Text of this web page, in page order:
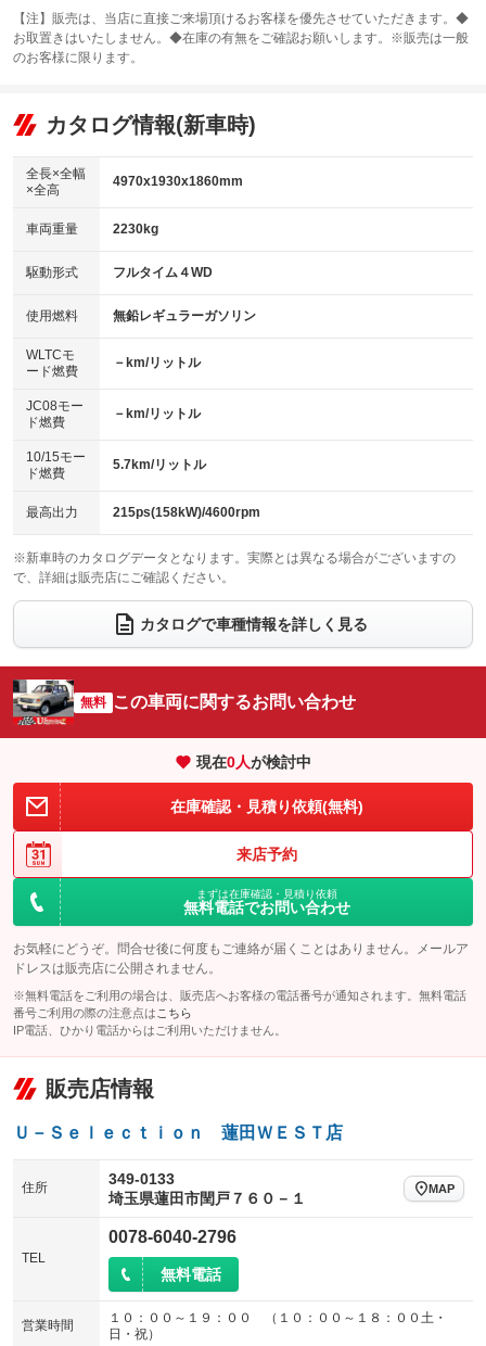
：装備なし
サンルーフ
：装備あり ABS
リフトアップ
：装備なし
：装備なし
パワーウィンドウ
アイドリングストップ
：装備なし
USB入力端子
：装備なし
100V電源
：装備なし
センターデフロック
：装備あり
電動格納ミラー
：装備なし
カーナビ：メモリーナビ他
：装備あり
TV：フルセグ
：装備あり
ビジュアル
：装備なし
：装備あり
革シート
キーレス
HID(キセノンライト)
：装備なし
バックカメラ
：装備あり
エアロ
：装備なし
：装備なし
パワーシート
ベンチシート
：装備なし
チップアップシート
：装備なし
：装備なし ：装備なし
ウォークスルー
：装備なし
電動リアゲート フロントカメラ
：装備なし
：装備なし ：装備なし
サイドカメラ
：装備なし ルーフレール
：装備なし
：装備なし
：装備なし
【注】販売は、当店に直接ご来場頂けるお客様を優先させていただきます。◆
お取置きはいたしません。◆在庫の有無をご確認お願いします。※販売は一般
のお客様に限ります。
カタログ情報(新車時)
全長×全幅
×全高
4970x1930x1860mm
車両重量 2230kg
駆動形式 フルタイム４WD
使用燃料 無鉛レギュラーガソリン
WLTCモ
ード燃費
－km/リットル
JC08モー
ド燃費
－km/リットル
10/15モー
ド燃費
5.7km/リットル
最高出力 215ps(158kW)/4600rpm
※新車時のカタログデータとなります。実際とは異なる場合がございますの
で、詳細は販売店にご確認ください。
カタログで車種情報を詳しく見る
無料 この車両に関するお問い合わせ
現在0人が検討中
在庫確認・見積り依頼(無料)
来店予約
まずは在庫確認・見積り依頼
無料電話でお問い合わせ
お気軽にどうぞ。問合せ後に何度もご連絡が届くことはありません。メールア
ドレスは販売店に公開されません。
※無料電話をご利用の場合は、販売店へお客様の電話番号が通知されます。無料電話
番号ご利用の際の注意点は こちら
IP電話、ひかり電話からはご利用いただけません。
販売店情報
Ｕ－Ｓｅｌｅｃｔｉｏｎ 蓮田ＷＥＳＴ店
住所
349-0133
埼玉県蓮田市閏戸７６０－１
MAP
TEL
0078-6040-2796
無料電話
営業時間
１０：００～１９：００ （１０：００～１８：００土・
日・祝）